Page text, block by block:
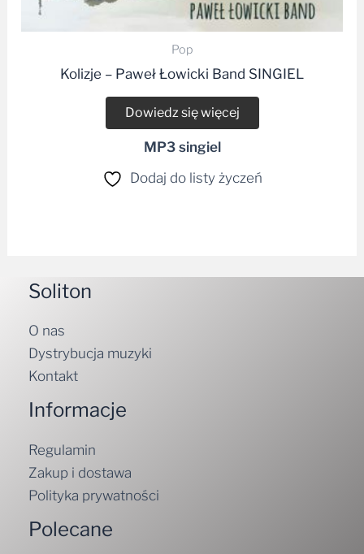
Pop
Kolizje – Paweł Łowicki Band SINGIEL
Dowiedz się więcej
MP3 singiel
Dodaj do listy życzeń
Soliton
O nas
Dystrybucja muzyki
Kontakt
Informacje
Regulamin
Zakup i dostawa
Polityka prywatności
Polecane